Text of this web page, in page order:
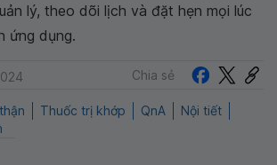
lý, theo dõi lịch và đặt hẹn mọi lúc
ứng dụng.
Chia sẻ
Thuốc trị khớp QnA
Nội tiết